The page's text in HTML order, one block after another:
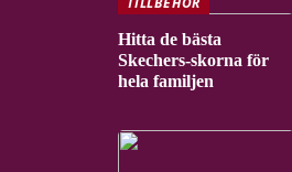
Hitta de bästa
Skechers-skorna för
hela familjen